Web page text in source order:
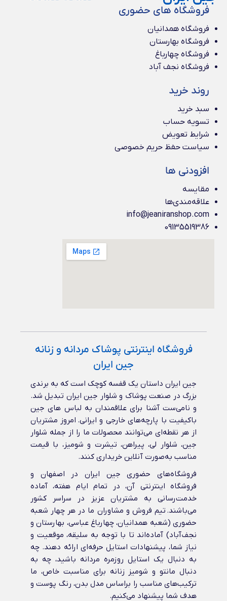
فروشگاه های حضوری
فروشگاه همدانیان
فروشگاه بهارستان
فروشگاه چهارباغ
فروشگاه نجف آباد
روند خرید
سبد خرید
تسویه حساب
شرایط تعویض
سیاست حفظ حریم خصوصی
افزودنی ها
مقایسه
علاقه‌مندی‌ها
info@jeaniranshop.com
09135519386
فروشگاه اینترنتی پوشاک مردانه و زنانه
جین ایران
جین ایران داستان یک قفسه کوچک است که به برندی
بزرگ در صنعت پوشاک و شلوار جین ایران تبدیل شد.
و نامی‌ست آشنا برای علاقمندان به لباس های جین
باکیفیت با پارچه‌های خارجی و ایرانی‌. امروز مشتریان
از هر نقطه‌ای می‌توانند محصولات ما را از جمله شلوار
جین، شلوار لی، پیراهن، تیشرت و شومیز، با قیمت
مناسب به‌صورت آنلاین خریداری کنند.
فروشگاه‌های حضوری جین ایران در اصفهان و
فروشگاه اینترنتی آن، در تمام ایام هفته، آماده
خدمت‌رسانی به مشتریان عزیز در سراسر کشور
می‌باشند. تیم فروش و مشاوران ما در هر چهار شعبه
حضوری (شعبه همدانیان، چهارباغ عباسی، بهارستان و
نجف‌آباد) آماده‌اند تا با توجه به سلیقه، موقعیت و
نیاز شما، پیشنهادات استایل حرفه‌ای ارائه دهند. چه
به دنبال یک استایل روزمره مردانه باشید، چه به
دنبال مانتو و شومیز زنانه برای مناسبت خاص، ما
ترکیب‌های مناسب را براساس مدل بدن، رنگ پوست و
هدف شما پیشنهاد می‌کنیم.